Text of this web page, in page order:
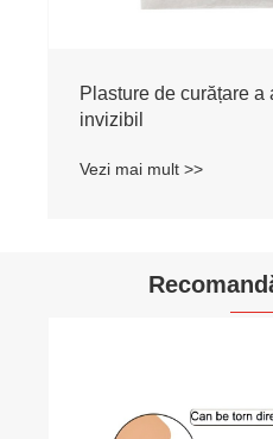
Plasture de curățare a
invizibil
Vezi mai mult >>